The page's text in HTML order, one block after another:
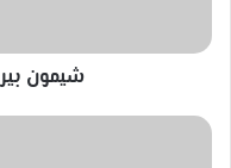
شيمون
نشطاء